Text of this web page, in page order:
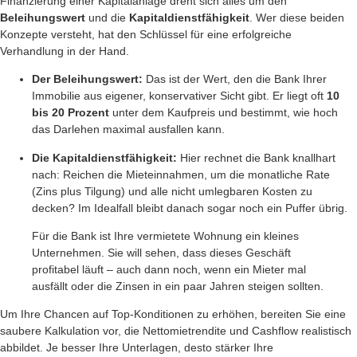
Beleihungswert und die Kapitaldienstfähigkeit . Wer diese beiden
Konzepte versteht, hat den Schlüssel für eine erfolgreiche
Verhandlung in der Hand.
Der Beleihungswert: Das ist der Wert, den die Bank Ihrer
Immobilie aus eigener, konservativer Sicht gibt. Er liegt oft 10
bis 20 Prozent unter dem Kaufpreis und bestimmt, wie hoch
das Darlehen maximal ausfallen kann.
Die Kapitaldienstfähigkeit: Hier rechnet die Bank knallhart
nach: Reichen die Mieteinnahmen, um die monatliche Rate
(Zins plus Tilgung) und alle nicht umlegbaren Kosten zu
decken? Im Idealfall bleibt danach sogar noch ein Puffer übrig.
Für die Bank ist Ihre vermietete Wohnung ein kleines
Unternehmen. Sie will sehen, dass dieses Geschäft
profitabel läuft – auch dann noch, wenn ein Mieter mal
ausfällt oder die Zinsen in ein paar Jahren steigen sollten.
Um Ihre Chancen auf Top-Konditionen zu erhöhen, bereiten Sie eine
saubere Kalkulation vor, die Nettomietrendite und Cashflow realistisch
abbildet. Je besser Ihre Unterlagen, desto stärker Ihre